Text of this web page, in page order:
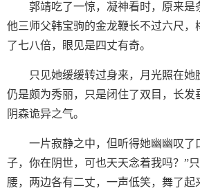
郭靖吃了一惊，凝神看时，原来是
他三师父韩宝驹的金龙鞭长不过六尺，
了七八倍，眼见是四丈有奇。
只见她缓缓转过身来，月光照在她
仍是颇为秀丽，只是闭住了双目，长发
阴森诡异之气。
一片寂静之中，但听得她幽幽叹了
子，你在阴世，可也天天念着我吗？”
腰，两边各有二丈，一声低笑，舞了起